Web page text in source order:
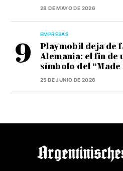
28 DE MAYO DE 2026
EMPRESAS
Playmobil deja de
Alemania: el fin de
símbolo del “Made
25 DE JUNIO DE 2026